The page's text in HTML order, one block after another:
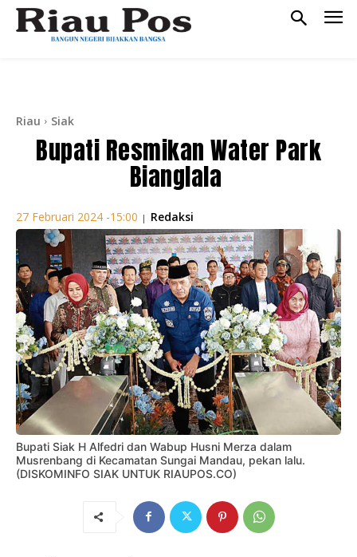
Riau Siak
Bupati Resmikan Water Park
Bianglala
27 Februari 2024 -15:00 | Redaksi
Bupati Siak H Alfedri dan Wabup Husni Merza dalam
Musrenbang di Kecamatan Sungai Mandau, pekan lalu.
(DISKOMINFO SIAK UNTUK RIAUPOS.CO)